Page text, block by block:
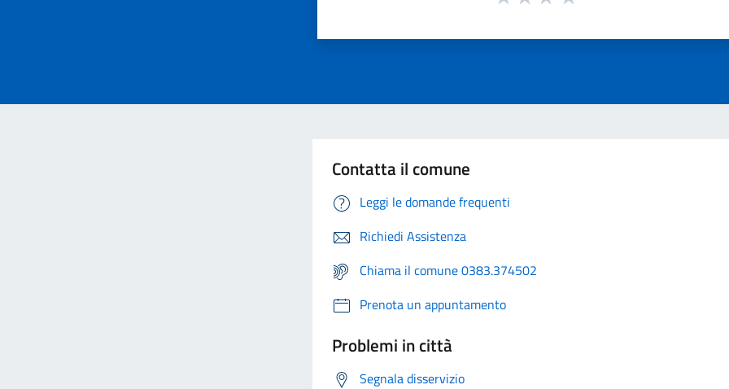
Contatta il comune
Leggi le domande frequenti
Richiedi Assistenza
Chiama il comune 0383.374502
Prenota un appuntamento
Problemi in città
Segnala disservizio